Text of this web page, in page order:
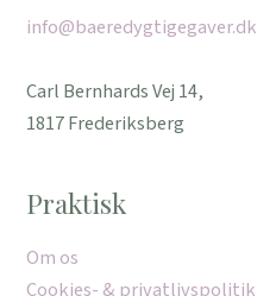
info@baeredygtigegaver.dk
Carl Bernhards Vej 14,
1817 Frederiksberg
Praktisk
Om os